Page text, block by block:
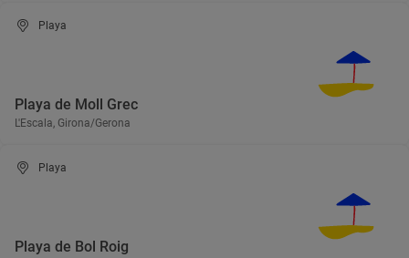
Playa
Playa de Moll Grec
L'Escala, Girona/Gerona
Playa
Playa de Bol Roig